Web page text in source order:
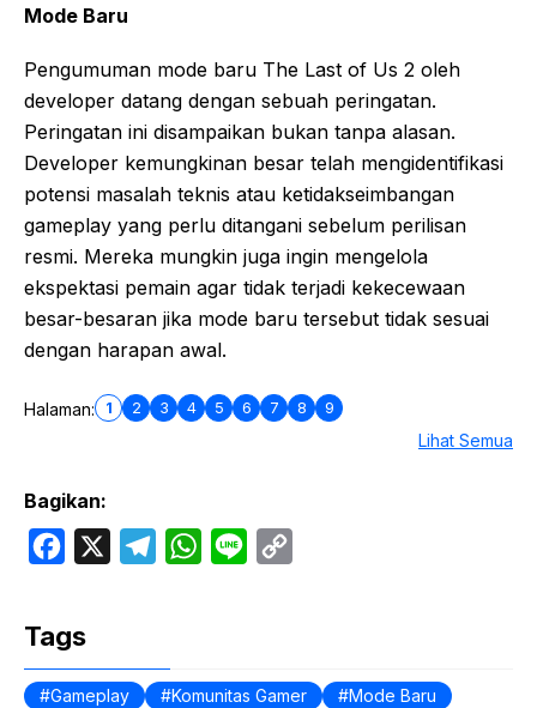
Mode Baru
Pengumuman mode baru The Last of Us 2 oleh
developer datang dengan sebuah peringatan.
Peringatan ini disampaikan bukan tanpa alasan.
Developer kemungkinan besar telah mengidentifikasi
potensi masalah teknis atau ketidakseimbangan
gameplay yang perlu ditangani sebelum perilisan
resmi. Mereka mungkin juga ingin mengelola
ekspektasi pemain agar tidak terjadi kekecewaan
besar-besaran jika mode baru tersebut tidak sesuai
dengan harapan awal.
Halaman: 1 2 3 4 5 6 7 8 9
Lihat Semua
Bagikan:
e
b
g
W
s
L
Tags
Gameplay Komunitas Gamer
Mode Baru